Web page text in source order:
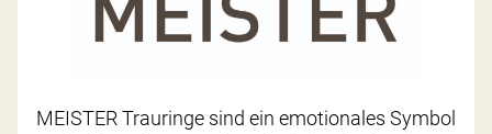
MEISTER Trauringe sind ein emotionales Symbol